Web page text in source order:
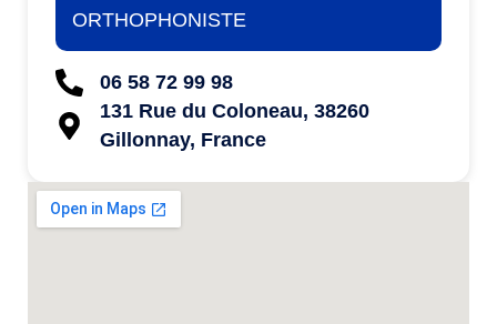
ORTHOPHONISTE
06 58 72 99 98
131 Rue du Coloneau, 38260
Gillonnay, France